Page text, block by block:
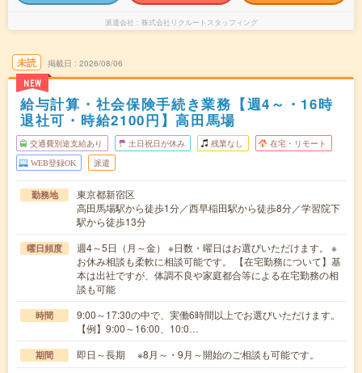
派遣会社 株式会社リクルートスタッフィング
未読
NEW
掲載日 2026/08/06
給与計算・社会保険手続き業務【週4～・16時
退社可・時給2100円】高田馬場
交通費別途支給あり 土日祝日が休み 残業なし 在宅・リモート
WEB登録OK 派遣
勤務地
東京都新宿区
高田馬場駅から徒歩1分／西早稲田駅から徒歩8分／学習院下
駅から徒歩13分
曜日頻度
週4～5日（月～金） ※日数・曜日はお選びいただけます。 ※
お休み相談も柔軟に相談可能です。 【在宅勤務について】基
本は出社ですが、体調不良や家庭都合等による在宅勤務の相
談も可能
時間
9:00～17:30の中で、実働6時間以上でお選びいただけます。
【例】9:00～16:00、10:0…
期間 即日～長期 ※8月～・9月～開始のご相談も可能です。